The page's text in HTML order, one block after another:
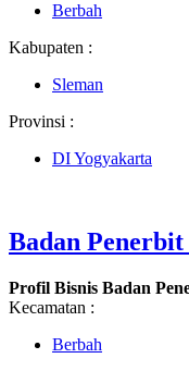
Berbah
Kabupaten :
Sleman
Provinsi :
DI Yogyakarta
Badan
Profil Bisnis Badan
Kecamatan :
Berbah